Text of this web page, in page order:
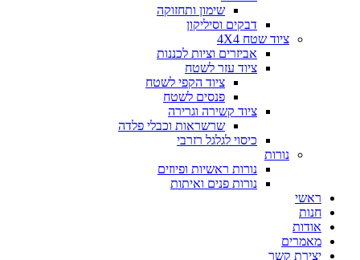
שימון ותחזוקה
דבקים וסיליקון
ציוד שטח 4X4
אביזרים וציות לכננות
ציוד עזר לשטח
ציוד הקפי לשטח
פנסים לשטח
ציוד קשירה וגרירה
שרשראות וכבלי פלדה
כיסוי לגלגל רזרבי
נורות
נורות ראשיות ופיוזים
נורות פנים ואיתות
ראשי
חנות
אודות
מאמרים
יצירת קשר